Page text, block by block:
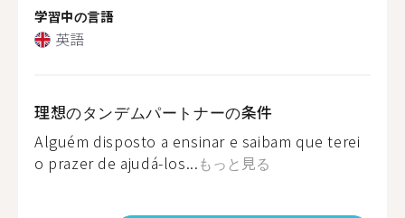
学習中の言語
英語
理想のタンデムパートナーの条件
Alguém disposto a ensinar e saibam que terei
o prazer de ajudá-los...もっと見る